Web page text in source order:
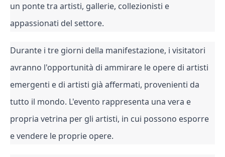
un ponte tra artisti, gallerie, collezionisti e
appassionati del settore.
Durante i tre giorni della manifestazione, i visitatori
avranno l'opportunità di ammirare le opere di artisti
emergenti e di artisti già affermati, provenienti da
tutto il mondo. L'evento rappresenta una vera e
propria vetrina per gli artisti, in cui possono esporre
e vendere le proprie opere.